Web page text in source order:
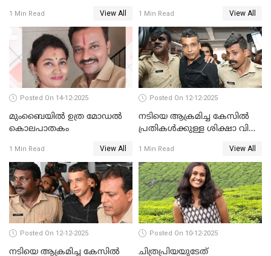
1 Min Read View All
ഡി.എൻ.എ പരിശോധനയിൽ
സ്ഥിരീകരണം
1 Min Read View All
Posted On 14-12-2025
മുംബൈയില്‍ ഉത്ര മോഡല്‍
കൊലപാതകം
1 Min Read View All
Posted On 12-12-2025
നടിയെ ആക്രമിച്ച കേസില്‍
പ്രതികള്‍ക്കുള്ള ശിക്ഷാ വിധി
1 Min Read View All
Posted On 12-12-2025
നടിയെ ആക്രമിച്ച കേസിൽ
Posted On 10-12-2025
ചിത്രപ്രിയയുടേത്